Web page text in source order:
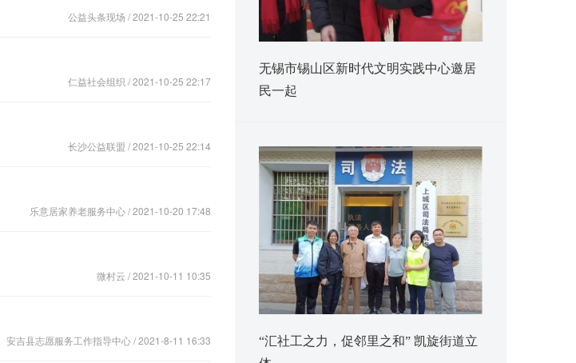
公益头条现场 / 2021-10-25 22:21
仁益社会组织 / 2021-10-25 22:17
长沙公益联盟 / 2021-10-25 22:14
乐意居家养老服务中心/ 2021-10-20 17:48
微村云 / 2021-10-11 10:35
安吉县志愿服务工作指导中心/ 2021-8-11 16:33
无锡市锡山区新时代文明实践中心邀居
民一起
“汇社工之力，促邻里之和” 凯旋街道立